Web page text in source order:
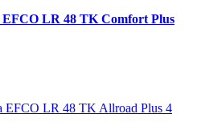
EFCO LR 48 TK Comfort Plus